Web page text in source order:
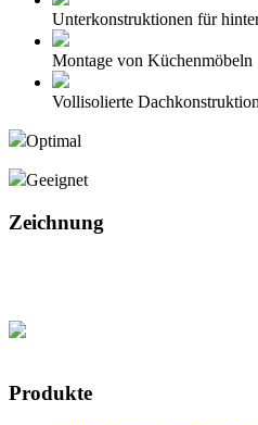
Unterkonstruktionen für
Montage von Küchenmöbeln
Vollisolierte
Optimal
Geeignet
Zeichnung
Produkte